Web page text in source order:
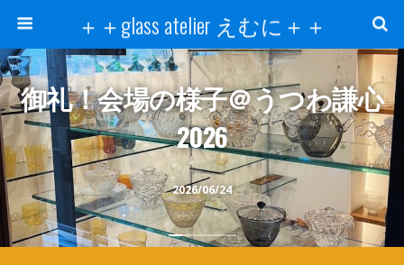
＋＋glass atelier えむに＋＋
2026/06/24
御礼！会場の様子＠うつわ謙心
2026